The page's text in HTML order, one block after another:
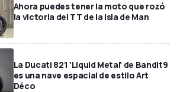
Ahora puedes tener la moto que rozó
la victoria del TT de la Isla de Man
La Ducati 821 'Liquid Metal' de Bandit9
es una nave espacial de estilo Art
Déco